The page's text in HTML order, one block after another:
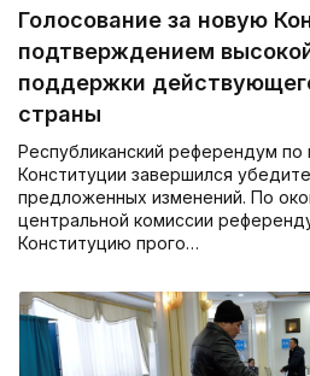
Голосование за новую
подтверждением
поддержки
страны
Республиканский референдум по
Конституции завершился
предложенных изменений. По
центральной комиссии
Конституцию прого…